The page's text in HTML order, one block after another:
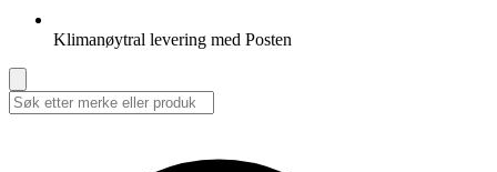
Klimanøytral levering med Posten